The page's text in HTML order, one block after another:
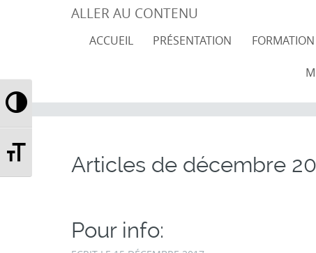
Passer en contraste élevé
Changer la taille de la police
ALLER AU CONTENU
ACCUEIL PRÉSENTATION FORMATION
Articles de décembre
Pour info: